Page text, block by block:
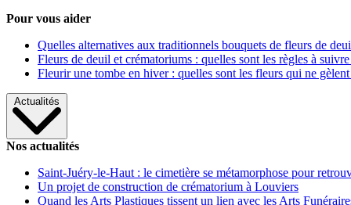
Pour vous aider
Quelles alternatives aux traditionnels bouquets de fleurs de
Fleurs de deuil et crématoriums : quelles sont les règles à
Fleurir une tombe en hiver : quelles sont les fleurs qui ne gèlent
Actualités
Nos actualités
Saint-Juéry-le-Haut : le cimetière se métamorphose pour
Un projet de construction de crématorium à Louviers
Quand les Arts Plastiques tissent un lien avec les Arts